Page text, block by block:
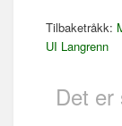
Tilbaketråkk:
UI Langrenn
Det er